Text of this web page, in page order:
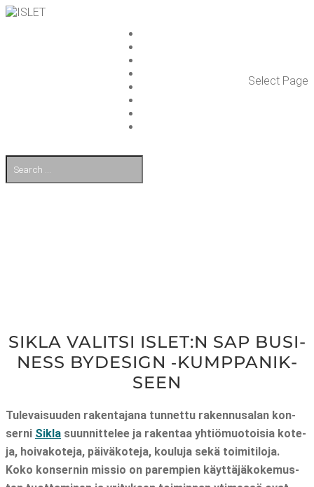
Select Page
SIKLA VALIT­SI ISLET:N SAP BUSI­
NESS BYDE­SIGN ‑KUMP­PA­NIK­
SEEN
Tule­vai­suu­den raken­ta­ja­na tun­net­tu raken­nusa­lan kon­
ser­ni Sikla suun­nit­te­lee ja raken­taa yhtiö­muo­toi­sia kote­
ja, hoi­va­ko­te­ja, päi­vä­ko­te­ja, kou­lu­ja sekä toi­mi­ti­lo­ja.
Koko kon­ser­nin mis­sio on parem­pien käyt­tä­jä­ko­ke­mus­